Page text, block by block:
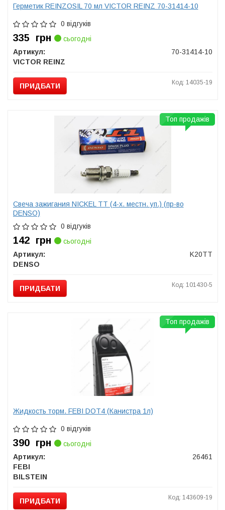
Герметик REINZOSIL 70 мл VICTOR REINZ 70-31414-10
0 відгуків
335 грн
сьогодні
Артикул:
70-31414-10
VICTOR REINZ
ПРИДБАТИ Код: 14035-19
Свеча зажигания NICKEL TT (4-х. местн. уп.) (пр-во
DENSO)
0 відгуків
142 грн
сьогодні
Артикул:
K20TT
DENSO
ПРИДБАТИ Код: 101430-5
Топ продажів
Жидкость торм. FEBI DOT4 (Канистра 1л)
0 відгуків
390 грн
сьогодні
Артикул:
26461
FEBI
BILSTEIN
ПРИДБАТИ Код: 143609-19
Топ продажів